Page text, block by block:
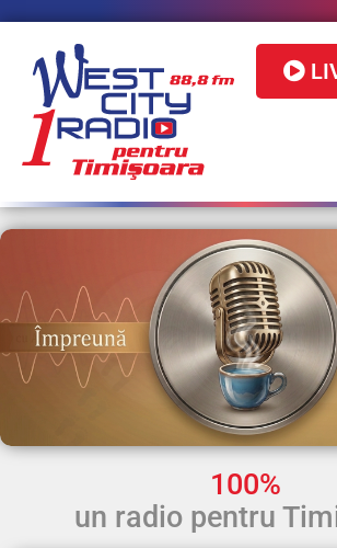
100%
un radio pentru